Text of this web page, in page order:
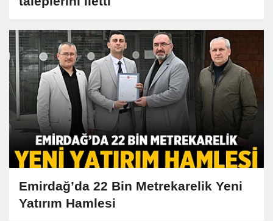
Emirdağ’da 22 Bin Metrekarelik Yeni
Yatırım Hamlesi